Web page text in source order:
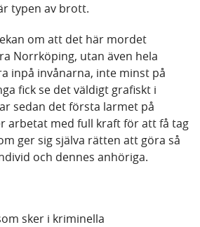
typen av brott.
om att det här mordet
Norrköping, utan även hela
inpå invånarna, inte minst på
fick se det väldigt grafiskt i
sedan det första larmet på
arbetat med full kraft för att få tag
ger sig själva rätten att göra så
och dennes anhöriga.
sker i kriminella